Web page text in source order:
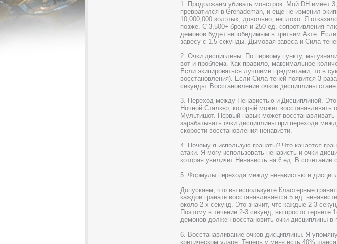
1. Продолжаем убивать монстров. Мой DH имеет
превратился в Grenademan, и еще не изменил
10,000,000 золотых, довольно, неплохо. Я
позже. С 3,500+ броня и 250 ед. сопротивления
демонов будет непобедимым в третьем Акте.
завесу с 1.5 секунды. Дымовая завеса и Сила
2. Очки дисциплины. По первому пункту, мы
вот и проблема. Как правило, максимальное
Если экипироваться лучшими предметами, то в
восстановления). Если Сила теней появится 3
секунды. Восстановление очков дисциплины
3. Переход между Ненавистью и Дисциплиной.
Ночной Сталкер, который может восстанавливать
Мультишот. Первый навык может
зарабатывать очки дисциплины при переходе
скорости восстановления ненависти.
4. Почему я использую гранаты? Что качается
атаки. Я могу использовать ненависть и очки
которая увеличит Ненависть на 6 ед. В
5. Формулы перехода между ненавистью и
Допускаем, что вы используете Кластерные
каждой гранате восстанавливается 5 ед.
около 2-х секунд. Это значит, что каждые 2-3
Поэтому в течение 2-3 секунд, вы просто
демонов должен восстановить очки дисциплины в
6. Восстанавливание очков дисциплины. Я
критическом ударе. Теперь у меня есть 40%